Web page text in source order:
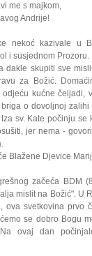
me s majkom,
Andrije!
nekoć kazivale u
i susjednom Prozoru.
dakle skupiti sve
za Božić.
kućne čeljadi,
o dovoljnoj zalihi
sv. Kate počinju se
jer nema -
Blažene Djevice
začeća BDM
mislit na Božić". U
ova svetkovina prvo
se dobro Bogu
ovaj dan